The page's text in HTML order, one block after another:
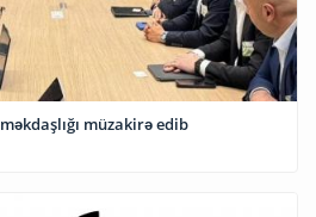
müzakirə edib